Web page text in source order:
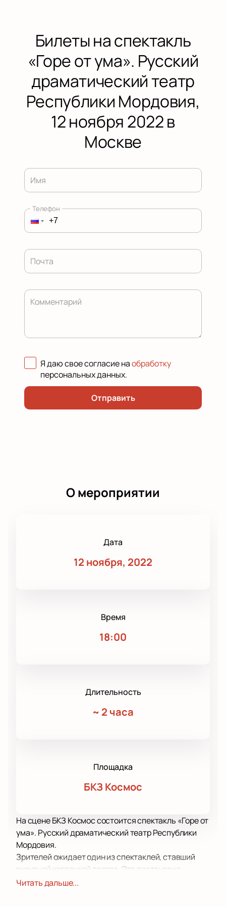
Билеты на спектакль
«Горе от ума». Русский
драматический театр
Республики Мордовия,
12 ноября 2022 в
Москве
Имя
Телефон
Почта
Комментарий
Я даю свое согласие наобработку
персональных данных.
Отправить
О мероприятии
Дата
12 ноября, 2022
Время
18:00
Длительность
~ 2 часа
Площадка
БКЗ Космос
На сцене БКЗ Космос состоится спектакль «Горе от
ума». Русский драматический театр Республики
Мордовия.
Зрителей ожидает один из спектаклей, ставший
визитной карточкой театра. Эта постановка
насыщена метафорами, неожиданными,
Читать дальше...